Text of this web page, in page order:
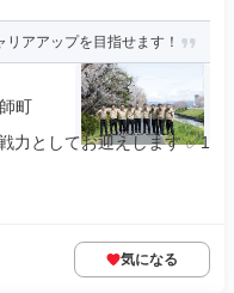
アアップを目指せます！
町
力としてお迎えします ✅1
気になる